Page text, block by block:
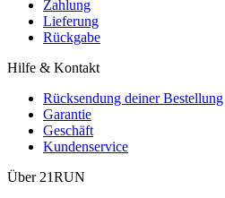
Zahlung
Lieferung
Rückgabe
Hilfe & Kontakt
Rücksendung deiner Bestellung
Garantie
Geschäft
Kundenservice
Über 21RUN